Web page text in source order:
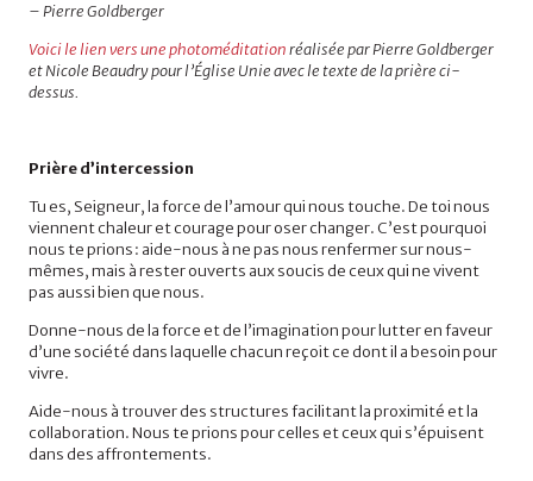
– Pierre Goldberger
Voici le lien vers une photoméditationréalisée par Pierre Goldberger
et Nicole Beaudry pour l’Église Unie avec le texte de la prière ci-
dessus.
Prière d’intercession
Tu es, Seigneur, la force de l’amour qui nous touche. De toi nous
viennent chaleur et courage pour oser changer. C’est pourquoi
nous te prions : aide-nous à ne pas nous renfermer sur nous-
mêmes, mais à rester ouverts aux soucis de ceux qui ne vivent
pas aussi bien que nous.
Donne-nous de la force et de l’imagination pour lutter en faveur
d’une société dans laquelle chacun reçoit ce dont il a besoin pour
vivre.
Aide-nous à trouver des structures facilitant la proximité et la
collaboration.Nous te prions pour celles et ceux qui s’épuisent
dans des affrontements.